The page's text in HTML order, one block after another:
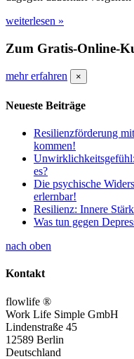
weiterlesen »
Zum Gratis-Online-
mehr erfahren ×
Neueste Beiträge
Resilienzförderung
kommen!
es?
Die psychische
erlernbar!
Resilienz: Innere
Was tun gegen
nach oben
Kontakt
flowlife ®
Work Life Simple GmbH
Lindenstraße 45
12589 Berlin
Deutschland